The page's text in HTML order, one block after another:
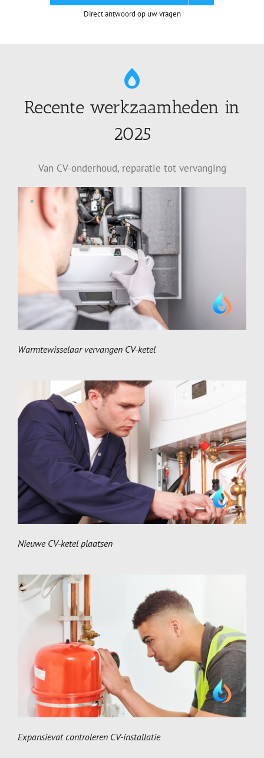
Direct antwoord op uw vragen
Recente werkzaamheden in
2025
Van CV-onderhoud, reparatie tot vervanging
Warmtewisselaar vervangen CV-ketel
Nieuwe CV-ketel plaatsen
Expansievat controleren CV-installatie